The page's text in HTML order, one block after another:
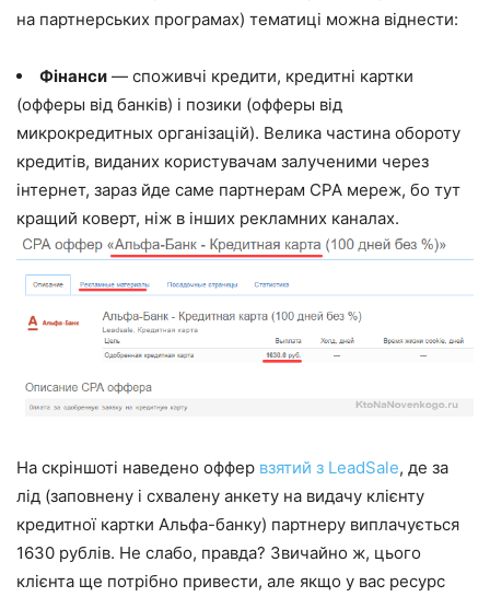
на партнерських програмах) тематиці можна віднести:
Фінанси — споживчі кредити, кредитні картки
(офферы від банків) і позики (офферы від
микрокредитных організацій). Велика частина обороту
кредитів, виданих користувачам залученими через
інтернет, зараз йде саме партнерам CPA мереж, бо тут
кращий коверт, ніж в інших рекламних каналах.
На скріншоті наведено оффер взятий з LeadSale, де за
лід (заповнену і схвалену анкету на видачу клієнту
кредитної картки Альфа-банку) партнеру виплачується
1630 рублів. Не слабо, правда? Звичайно ж, цього
клієнта ще потрібно привести, але якщо у вас ресурс